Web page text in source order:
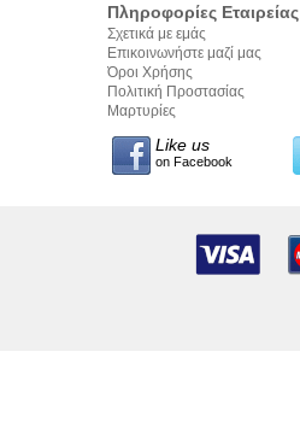
Πληροφορίες Εταιρείας
Σχετικά με εμάς
Επικοινωνήστε μαζί μας
Όροι Χρήσης
Πολιτική Προστασίας
Προσωπικών Δεδομένων
Μαρτυρίες
Like us
on Facebook